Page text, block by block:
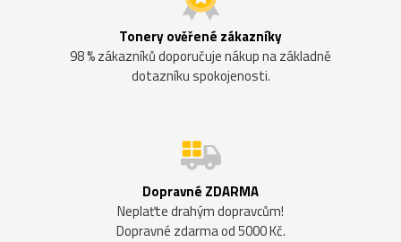
Tonery ověřené zákazníky
98 % zákazníků doporučuje nákup na základně
dotazníku spokojenosti.
Dopravné ZDARMA
Neplaťte drahým dopravcům!
Dopravné zdarma od 5000 Kč.